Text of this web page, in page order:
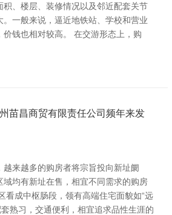
积、楼层、装修情况以及邻近配套关节
。一般来说，逼近地铁站、学校和营业
钱也相对较高。 在交游形态上，购
苗昌商贸有限责任公司频年来发
越来越多的购房者将宗旨投向新址阛
域均有新址在售，相宜不同需求的购房
看成中枢肠段，领有高端住宅面貌如“远
熟习，交通便利，相宜追求品性生涯的